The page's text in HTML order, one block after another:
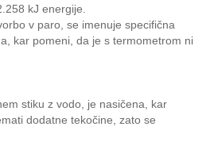
kJ energije.
v paro, se imenuje specifična
kar pomeni, da je s termometrom ni
stiku z vodo, je nasičena, kar
dodatne tekočine, zato se